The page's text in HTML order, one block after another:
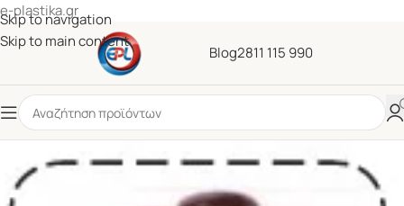
e-plastika.gr
Skip to navigation
Skip to main content
Blog2811 115 990